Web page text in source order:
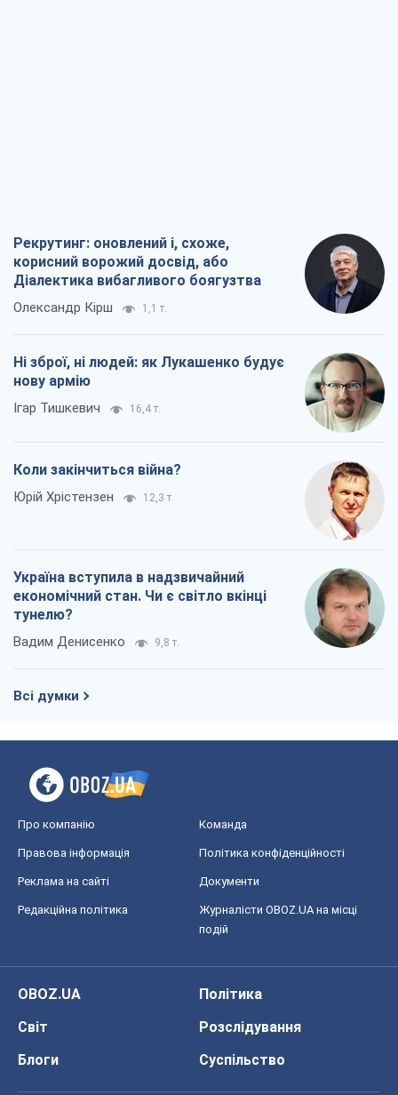
Рекрутинг: оновлений і, схоже,
корисний ворожий досвід, або
Діалектика вибагливого боягузтва
Олександр Кірш 1,1 т.
Ні зброї, ні людей: як Лукашенко будує
нову армію
Ігар Тишкевич 16,4 т.
Коли закінчиться війна?
Юрій Хрістензен 12,3 т.
Україна вступила в надзвичайний
економічний стан. Чи є світло вкінці
тунелю?
Вадим Денисенко 9,8 т.
Всі думки
Про компанію Команда
Правова інформація Політика конфіденційності
Реклама на сайті Документи
Редакційна політика
Журналісти OBOZ.UA на місці
подій
OBOZ.UA
Політика
Світ
Розслідування
Блоги
Суспільство